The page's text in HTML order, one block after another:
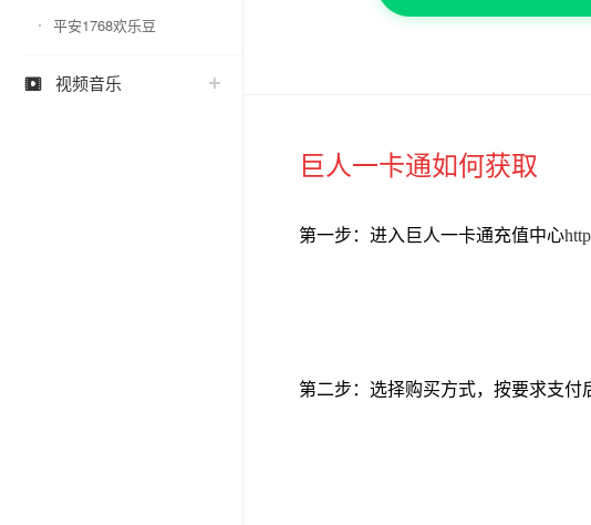
平安1768欢乐豆
 视频音乐
巨人一卡通如何获取
第一步：进入巨人一卡通充值中心
第二步：选择购买方式，按要求支付